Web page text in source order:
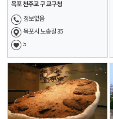
목포 천주교 구 교구청
정보없음
목포시 노송길 35
5